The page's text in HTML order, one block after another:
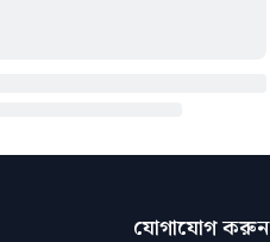
যোগাযোগ করুন